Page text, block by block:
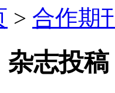
> 合作期
杂志投